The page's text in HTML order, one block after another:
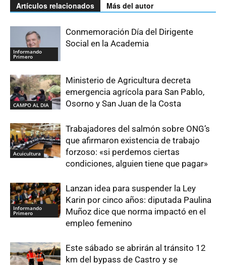
Artículos relacionados Más del autor
Informando
Primero
Conmemoración Día del Dirigente
Social en la Academia
CAMPO AL DIA
Ministerio de Agricultura decreta
emergencia agrícola para San Pablo,
Osorno y San Juan de la Costa
Acuicultura
Trabajadores del salmón sobre ONG’s
que afirmaron existencia de trabajo
forzoso: «si perdemos ciertas
condiciones, alguien tiene que pagar»
Informando
Primero
Lanzan idea para suspender la Ley
Karin por cinco años: diputada Paulina
Muñoz dice que norma impactó en el
empleo femenino
Este sábado se abrirán al tránsito 12
km del bypass de Castro y se